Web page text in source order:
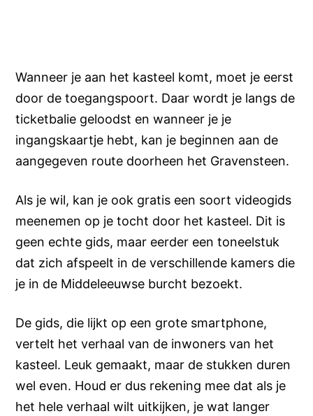
Wanneer je aan het kasteel komt, moet je eerst
door de toegangspoort. Daar wordt je langs de
ticketbalie geloodst en wanneer je je
ingangskaartje hebt, kan je beginnen aan de
aangegeven route doorheen het Gravensteen.
Als je wil, kan je ook gratis een soort videogids
meenemen op je tocht door het kasteel. Dit is
geen echte gids, maar eerder een toneelstuk
dat zich afspeelt in de verschillende kamers die
je in de Middeleeuwse burcht bezoekt.
De gids, die lijkt op een grote smartphone,
vertelt het verhaal van de inwoners van het
kasteel. Leuk gemaakt, maar de stukken duren
wel even. Houd er dus rekening mee dat als je
het hele verhaal wilt uitkijken, je wat langer